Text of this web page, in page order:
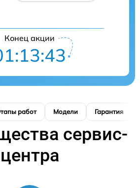
Конец акции
работ Модели Гарантия
сервис-
центра